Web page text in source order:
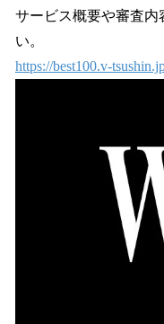
サービス概要や審査内
い。
https://best100.v-